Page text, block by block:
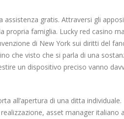
assistenza gratis. Attraversi gli
propria famiglia. Lucky red casino
di New York sui diritti del
che visto che si parla di una
un dispositivo preciso vanno
all’apertura di una ditta individuale.
asset manager italiano